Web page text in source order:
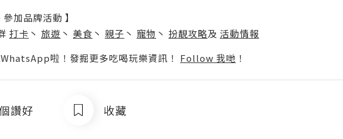
加品牌活動 】
打卡 丶 旅遊 丶 美食 丶 親子 丶 寵物 丶 扮靚攻略及 活動情報
啦！發掘更多吃喝玩樂資訊！ Follow 我哋 ！
讚好 收藏